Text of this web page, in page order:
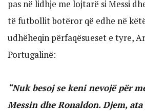
pas në lidhje me lojtarë si Messi
të futbollit botëror që edhe në
udhëheqin përfaqësueset e tyre,
Portugalinë:
“Nuk besoj se keni nevojë për
Messin dhe Ronaldon. Djem, ata